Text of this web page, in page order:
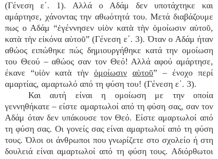
(Γένεση ε΄. 1). Αλλά ο Αδάμ δεν υποτάχτηκε και
αμάρτησε, χάνοντας την αθωότητά του. Μετά διαβάζουμε
πως ο Αδάμ “ἐγέννησεν υἱὸν κατὰ τὴν ὁμοίωσιν αὑτοῦ,
κατὰ τὴν εἰκόνα αὑτοῦ” (Γένεση ε΄. 3). Όταν ο Αδάμ ήταν
αθώος ειπώθηκε πώς δημιουργήθηκε κατά την ομοίωση
του Θεού – αθώος σαν τον Θεό! Αλλά αφού αμάρτησε,
έκανε “υἱὸν κατὰ τὴν ὁμοίωσιν αὑτοῦ” – ένοχο περί
αμαρτίας, αμαρτωλό από τη φύση του! (Γένεση ε΄. 3).
Και αυτή είναι η ομοίωση με την οποία
γεννηθήκατε – είστε αμαρτωλοί από τη φύση σας, σαν τον
Αδάμ όταν δεν υπάκουσε τον Θεό. Είστε αμαρτωλοί από
τη φύση σας. Οι γονείς σας είναι αμαρτωλοί από τη φύση
τους. Όλοι οι άνθρωποι που γνωρίζετε στο σχολείο ή στη
δουλειά είναι αμαρτωλοί από τη φύση τους. Αδιόρθωτοι